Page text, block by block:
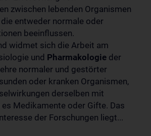
zwischen lebenden Organismen
entweder normale oder
beeinflussen.
widmet sich die Arbeit am
und Pharmakologie der
normaler und gestörter
oder kranken Organismen,
derselben mit
Medikamente oder Gifte. Das
der Forschungen liegt...